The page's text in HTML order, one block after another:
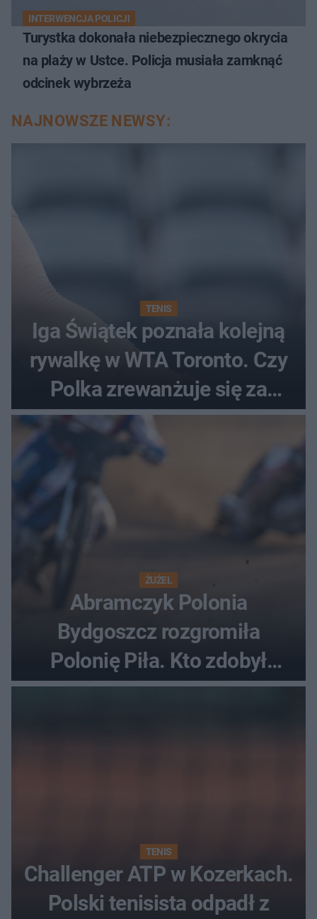
INTERWENCJA POLICJI
Turystka dokonała niebezpiecznego okrycia
na plaży w Ustce. Policja musiała zamknąć
odcinek wybrzeża
NAJNOWSZE NEWSY:
TENIS
Iga Świątek poznała kolejną
rywalkę w WTA Toronto. Czy
Polka zrewanżuje się za
ostatnią porażkę?
ŻUŻEL
Abramczyk Polonia
Bydgoszcz rozgromiła
Polonię Piła. Kto zdobył
najwięcej punktów?
TENIS
Challenger ATP w Kozerkach.
Polski tenisista odpadł z